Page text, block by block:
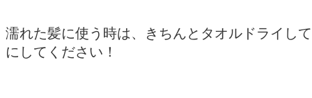
濡れた髪に使う時は、きちんとタオルドライし
にしてください！